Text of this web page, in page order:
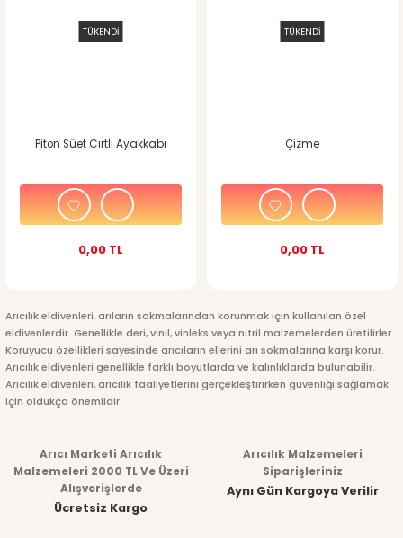
TÜKENDİ
Piton Süet Cırtlı Ayakkabı
0,00 TL
TÜKENDİ
Çizme
0,00 TL
Arıcılık eldivenleri, arıların sokmalarından korunmak için kullanılan özel
eldivenlerdir. Genellikle deri, vinil, vinleks veya nitril malzemelerden üretilirler.
Koruyucu özellikleri sayesinde arıcıların ellerini arı sokmalarına karşı korur.
Arıcılık eldivenleri genellikle farklı boyutlarda ve kalınlıklarda bulunabilir.
Arıcılık eldivenleri, arıcılık faaliyetlerini gerçekleştirirken güvenliği sağlamak
için oldukça önemlidir.
Arıcı Marketi Arıcılık
Malzemeleri 2000 TL Ve Üzeri
Alışverişlerde
Ücretsiz Kargo
Arıcılık Malzemeleri
Siparişleriniz
Aynı Gün Kargoya Verilir